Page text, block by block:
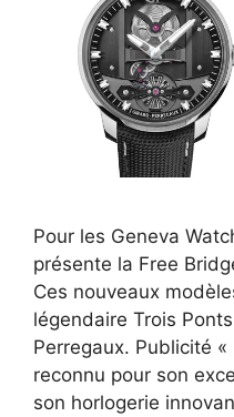
Pour les Geneva
présente la Free
Ces nouveaux
légendaire Trois
Perregaux. Publicité
reconnu pour son
son horlogerie